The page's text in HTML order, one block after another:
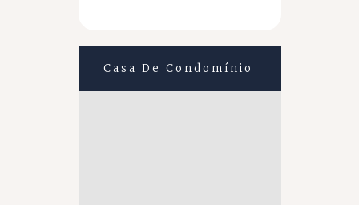
Casa De Condomínio